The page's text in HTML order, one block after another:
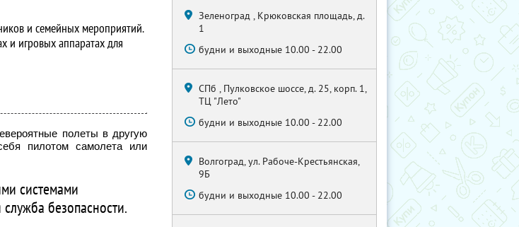
и семейных мероприятий.
и игровых аппаратах для
полеты в другую
пилотом самолета или
системами
безопасности.
Зеленоград , Крюковская площадь, д.
1
будни и выходные 10.00 - 22.00
CПб , Пулковское шоссе, д. 25, корп. 1,
ТЦ "Лето"
будни и выходные 10.00 - 22.00
Волгоград, ул. Рабоче-Крестьянская,
9Б
будни и выходные 10.00 - 22.00